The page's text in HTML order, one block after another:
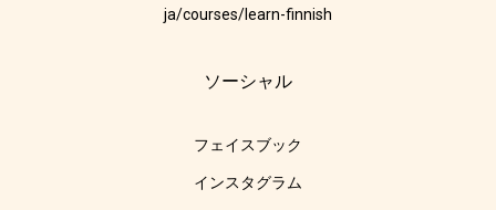
ja/courses/learn-finnish
ソーシャル
フェイスブック
インスタグラム